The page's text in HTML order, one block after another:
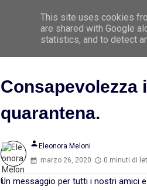
Consapevolezza
quarantena.
person Eleonora Meloni
marzo 26, 2020
0 minuti di
Un messaggio per tutti i nostri amici
This site uses cookies
are shared with Google
statistics, and to detect